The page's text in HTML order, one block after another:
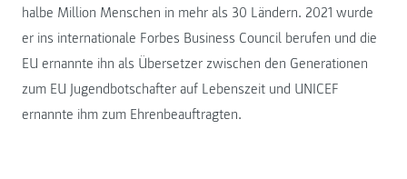
halbe Million Menschen in mehr als 30 Ländern. 2021 wurde
er ins internationale Forbes Business Council berufen und die
EU ernannte ihn als Übersetzer zwischen den Generationen
zum EU Jugendbotschafter auf Lebenszeit und UNICEF
ernannte ihm zum Ehrenbeauftragten.